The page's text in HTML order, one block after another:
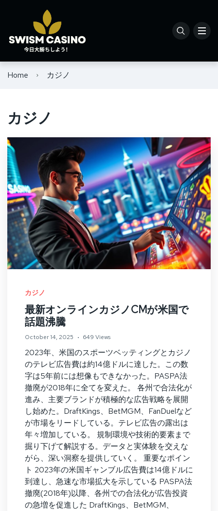
Home カジノ
カジノ
カジノ
最新オンラインカジノCMが米国で
話題沸騰
October 14, 2025 649 Views
2023年、米国のスポーツベッティングとカジノ
のテレビ広告費は約14億ドルに達した。この数
字は5年前には想像もできなかった。PASPA法
撤廃が2018年に全てを変えた。 各州で合法化が
進み、主要ブランドが積極的な広告戦略を展開
し始めた。DraftKings、BetMGM、FanDuelなど
が市場をリードしている。テレビ広告の露出は
年々増加している。 規制環境や技術的要素まで
掘り下げて解説する。データと実体験を交えな
がら、深い洞察を提供していく。 重要なポイン
ト 2023年の米国ギャンブル広告費は14億ドルに
到達し、急速な市場拡大を示している PASPA法
撤廃(2018年)以降、各州での合法化が広告投資
の急増を促進した DraftKings、BetMGM、